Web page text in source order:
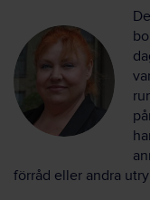
förråd eller andra